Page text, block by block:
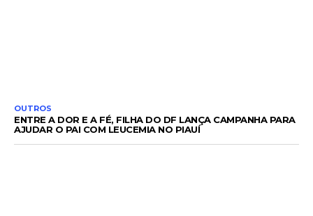
OUTROS
ENTRE A DOR E A FÉ, FILHA DO DF LANÇA CAMPANHA PARA
AJUDAR O PAI COM LEUCEMIA NO PIAUÍ